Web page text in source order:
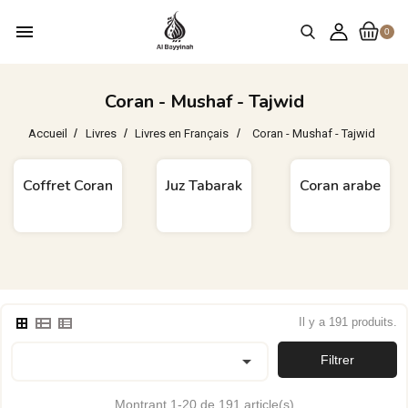
0
menu
Coran - Mushaf - Tajwid
Accueil Livres Livres en Français Coran - Mushaf - Tajwid
Coffret Coran Juz Tabarak Coran arabe
Il y a 191 produits.
 Filtrer
Montrant 1-20 de 191 article(s)